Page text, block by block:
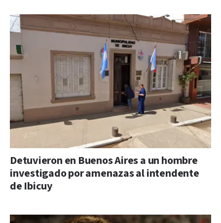
Detuvieron en Buenos Aires a un hombre
investigado por amenazas al intendente
de Ibicuy